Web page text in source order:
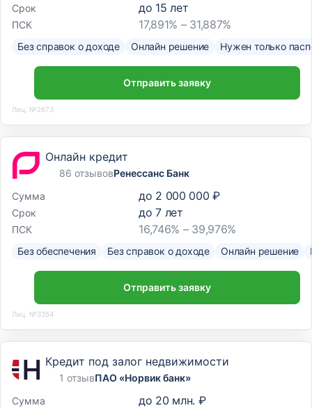
Срок до 15 лет
ПСК 17,891% – 31,887%
Без справок о доходе Онлайн решение Нужен только
Отправить заявку
Лиц. №2673
Онлайн кредит
86 отзывовРенессанс Банк
Сумма
до 2 000 000 ₽
Срок до7лет
ПСК 16,746% – 39,976%
Без обеспечения Без справок о доходе Онлайн решение
Отправить заявку
Лиц. №3354
Кредит под залог недвижимости
1 отзывПАО «Норвик банк»
Сумма
до 20 млн. ₽